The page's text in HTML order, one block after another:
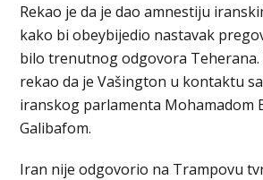
Rekao je da je dao amnestiju
kako bi obeybijedio nastavak
bilo trenutnog odgovora
rekao da je Vašington u kontaktu
iranskog parlamenta Mohamadom
Galibafom.
Iran nije odgovorio na Trampovu